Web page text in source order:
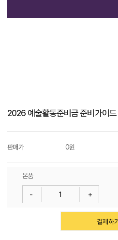
2026 예술활동준비금 준비가이드
판매가 0원
본품
- +
결제하기